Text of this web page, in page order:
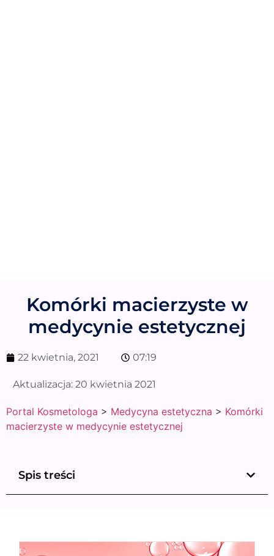
Komórki macierzyste w
medycynie estetycznej
22 kwietnia, 2021 07:19
Aktualizacja: 20 kwietnia 2021
Portal Kosmetologa > Medycyna estetyczna > Komórki
macierzyste w medycynie estetycznej
Spis treści